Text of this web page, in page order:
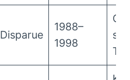
Disparue
1988–
1998